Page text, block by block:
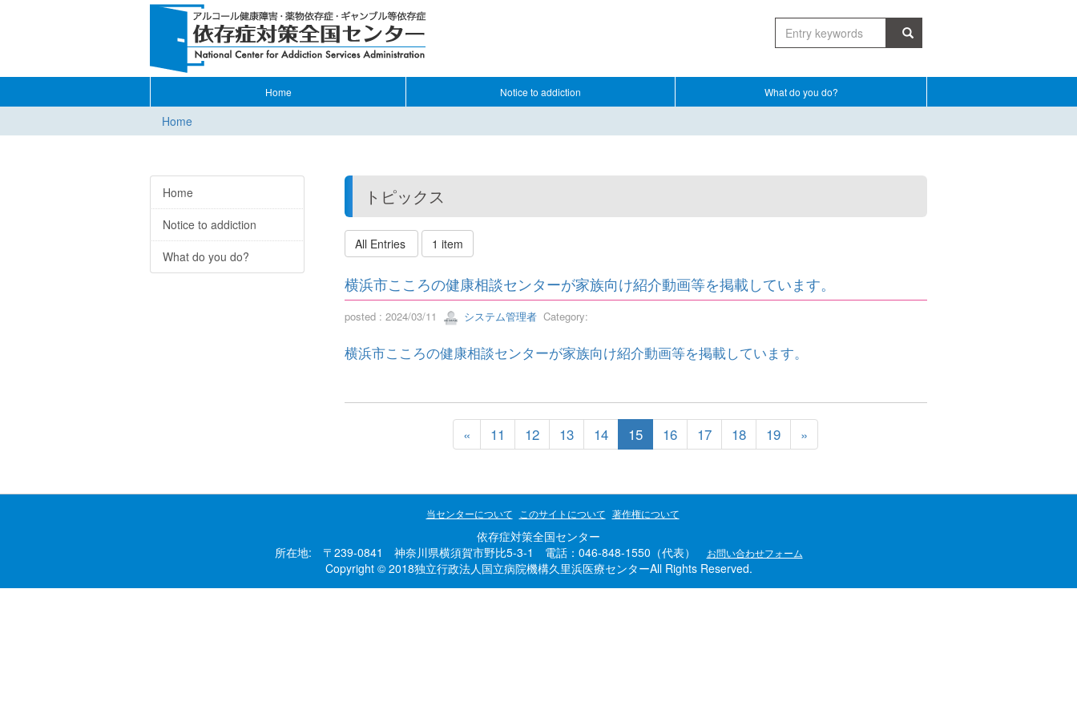
Home Notice to addiction What do you do?
Home
トピックス
All Entries 1 item
横浜市こころの健康相談センターが家族向け紹介動画等を掲載しています。
posted : 2024/03/11 システム管理者Category:
横浜市こころの健康相談センターが家族向け紹介動画等を掲載しています。
« 11 12 13 14 15 16 17 18 19 »
Home
Notice to addiction
What do you do?
当センターについて このサイトについて 著作権について
依存症対策全国センター
所在地: 〒239-0841 神奈川県横須賀市野比5-3-1 電話：046-848-1550（代表）
お問い合わせフォーム
Copyright © 2018独立行政法人国立病院機構久里浜医療センターAll Rights Reserved.